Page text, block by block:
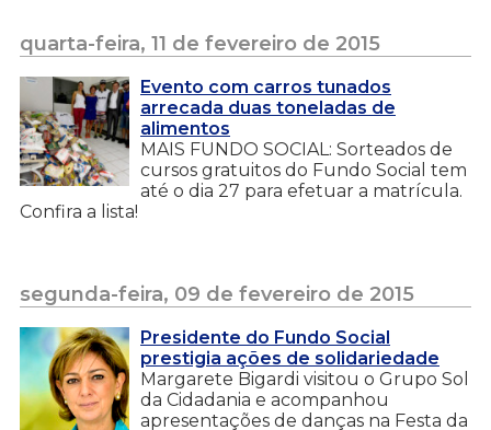
quarta-feira, 11 de fevereiro de 2015
Evento com carros tunados
arrecada duas toneladas de
alimentos
MAIS FUNDO SOCIAL: Sorteados de
cursos gratuitos do Fundo Social tem
até o dia 27 para efetuar a matrícula.
Confira a lista!
segunda-feira, 09 de fevereiro de 2015
Presidente do Fundo Social
prestigia ações de solidariedade
Margarete Bigardi visitou o Grupo Sol
da Cidadania e acompanhou
apresentações de danças na Festa da